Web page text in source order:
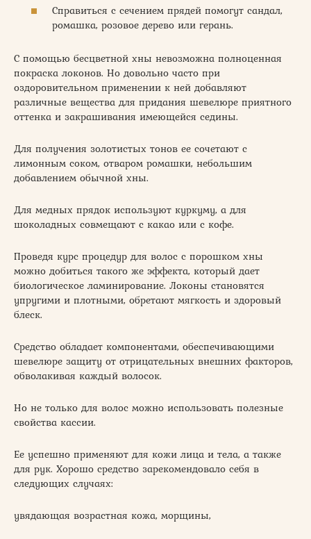
Справиться с сечением прядей помогут сандал,
ромашка, розовое дерево или герань.
С помощью бесцветной хны невозможна полноценная
покраска локонов. Но довольно часто при
оздоровительном применении к ней добавляют
различные вещества для придания шевелюре приятного
оттенка и закрашивания имеющейся седины.
Для получения золотистых тонов ее сочетают с
лимонным соком, отваром ромашки, небольшим
добавлением обычной хны.
Для медных прядок используют куркуму, а для
шоколадных совмещают с какао или с кофе.
Проведя курс процедур для волос с порошком хны
можно добиться такого же эффекта, который дает
биологическое ламинирование. Локоны становятся
упругими и плотными, обретают мягкость и здоровый
блеск.
Средство обладает компонентами, обеспечивающими
шевелюре защиту от отрицательных внешних факторов,
обволакивая каждый волосок.
Но не только для волос можно использовать полезные
свойства кассии.
Ее успешно применяют для кожи лица и тела, а также
для рук. Хорошо средство зарекомендовало себя в
следующих случаях:
увядающая возрастная кожа, морщины,